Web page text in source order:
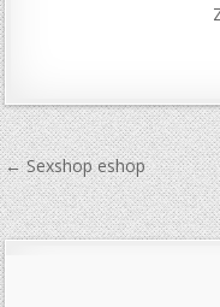
Navigace
pro
příspěvek
← Sexshop eshop